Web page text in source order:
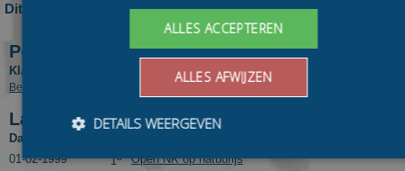
Dit seizoen:
0 zeges, 0 podiumplaatsen en 0 top-10
klasseringen
Positie in tussenklassementen
Klassement Competitie
Bekijk eindresultaten van Marten Hoekstra in voorgaande seizoenen
Laatste 10 uitslagen
Datum
01-02-1999
1e
Open NK op natuurijs
ALLES ACCEPTEREN
ALLES AFWIJZEN
DETAILS WEERGEVEN